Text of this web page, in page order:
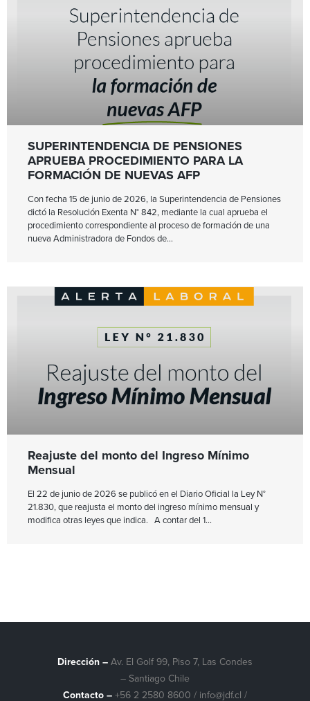
SUPERINTENDENCIA DE PENSIONES
APRUEBA PROCEDIMIENTO PARA LA
FORMACIÓN DE NUEVAS AFP
Con fecha 15 de junio de 2026, la Superintendencia de Pensiones
dictó la Resolución Exenta N° 842, mediante la cual aprueba el
procedimiento correspondiente al proceso de formación de una
nueva Administradora de Fondos de
Reajuste del monto del Ingreso Mínimo
Mensual
El 22 de junio de 2026 se publicó en el Diario Oficial la Ley N°
21.830, que reajusta el monto del ingreso mínimo mensual y
modifica otras leyes que indica. A contar del 1
Dirección – Av. El Golf 99, Piso 7, Las Condes
– Santiago Chile
Contacto – +56 2 2580 8600 / info@jdf.cl /